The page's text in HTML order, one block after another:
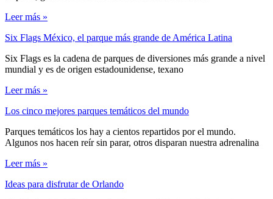
Leer más »
Six Flags México, el parque más grande de América Latina
Six Flags es la cadena de parques de diversiones más grande a nivel
mundial y es de origen estadounidense, texano
Leer más »
Los cinco mejores parques temáticos del mundo
Parques temáticos los hay a cientos repartidos por el mundo.
Algunos nos hacen reír sin parar, otros disparan nuestra adrenalina
Leer más »
Ideas para disfrutar de Orlando